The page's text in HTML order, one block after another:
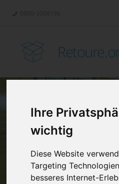
Ihre
wichtig
Diese Website
Targeting
besseres Internet-